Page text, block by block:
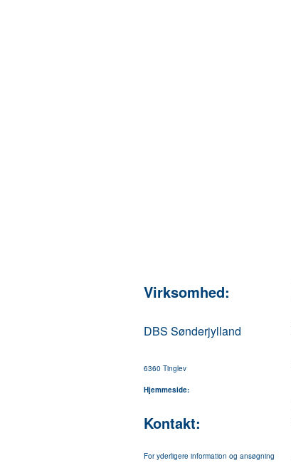
Virksomhed:
DBS Sønderjylland
6360 Tinglev
Hjemmeside:
Kontakt:
For yderligere information og ansøgning